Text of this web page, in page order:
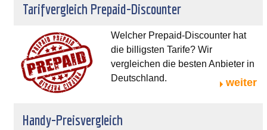
Tarifvergleich Prepaid-Discounter
Welcher Prepaid-Discounter hat
die billigsten Tarife? Wir
vergleichen die besten Anbieter in
Deutschland.
weiter
Handy-Preisvergleich